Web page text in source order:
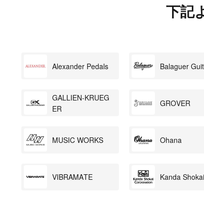
下記
Alexander Pedals Balaguer
GALLIEN-KRUEG
ER
GROVER
MUSIC WORKS Ohana
VIBRAMATE Kanda Shokai